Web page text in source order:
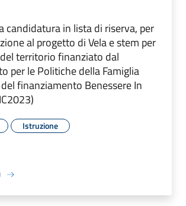
candidatura in lista di riserva, per
al progetto di Vela e stem per
territorio finanziato dal
per le Politiche della Famiglia
finanziamento Benessere In
Istruzione